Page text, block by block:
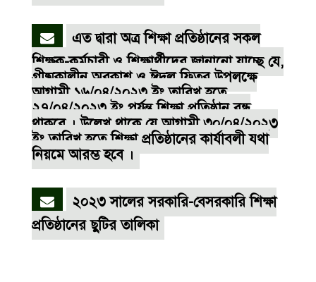
এত দ্বারা অত্র শিক্ষা প্রতিষ্ঠানের সকল
শিক্ষক-কর্মচারী ও শিক্ষার্থীদের জানানো যাচ্ছে যে,
গ্রীষ্মকালীন অবকাশ ও ঈদুল ফিতর উপলক্ষে
আগামী ১৬/০৪/২০২৩ ইং তারিখ হতে
২৭/০৪/২০২৩ ইং পর্যন্ত শিক্ষা প্রতিষ্ঠান বন্ধ
থাকবে । উল্লেখ থাকে যে আগামী ৩০/০৪/২০২৩
ইং তারিখ হতে শিক্ষা প্রতিষ্ঠানের কার্যাবলী যথা
নিয়মে আরম্ভ হবে ।
২০২৩ সালের সরকারি-বেসরকারি শিক্ষা
প্রতিষ্ঠানের ছুটির তালিকা